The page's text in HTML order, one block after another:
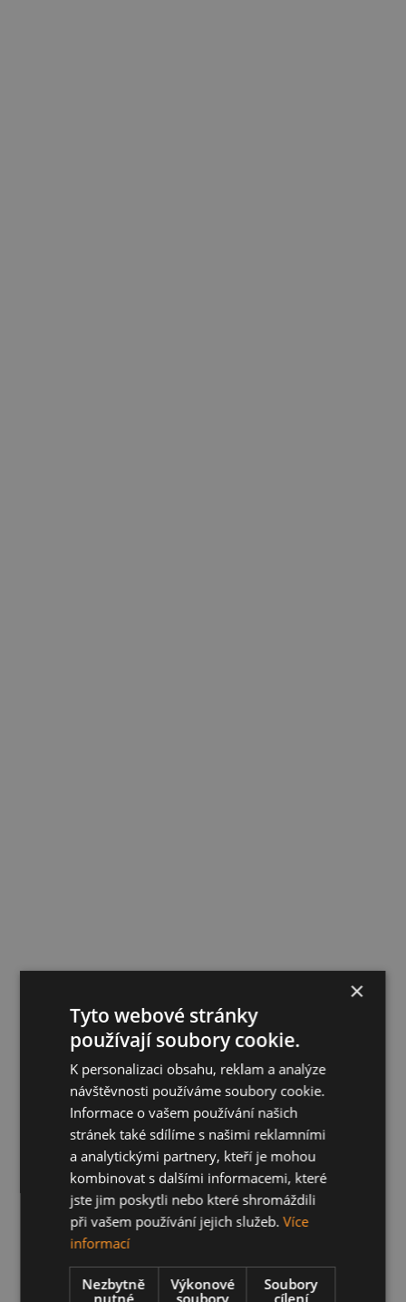
×
Tyto webové stránky
používají soubory cookie.
K personalizaci obsahu, reklam a analýze
návštěvnosti používáme soubory cookie.
Informace o vašem používání našich
stránek také sdílíme s našimi reklamními
a analytickými partnery, kteří je mohou
kombinovat s dalšími informacemi, které
jste jim poskytli nebo které shromáždili
při vašem používání jejich služeb.Více
informací
Nezbytně
nutné
Výkonové
soubory
Soubory
cílení